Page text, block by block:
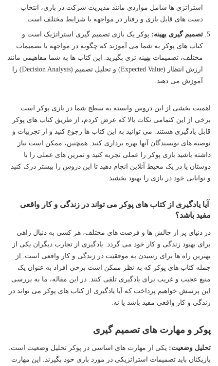
استراتژی ها شامل مواردی مانند مدیریت شرکت در بازی، انتخاب
دست های قابل بازی و رفتار در مواجهه با شرایط مختلف است.
تصمیم گیری بهینه: پوکر یک بازی تصمیم گیری استراتژیک است و
کتاب های پوکر به شما می آموزند که چگونه در مواجهه با تصمیمات
مختلف، تصمیمات بهینه تری بگیرید. این کتاب ها به شما مفاهیمی مانند
ارزش انتظار (Expected Value) و تحلیل تصمیم (Decision Analysis) را
آموزش می دهند.
اهمیت بخشی از این دروس وابسته به سطح شما در بازی پوکر است.
برخی از این کتمامی نکات بالا که عرض کردم، از طریق کتاب های پوکر
قابل یادگیری هستند. می توانید به این کتاب ها رجوع کنید و از تجربیات و
توصیه های نویسندگان آنها بهره برداری کنید. همچنین، ممکن است نیاز
داشته باشید بازی پوکر را عملی تجربه کنید و تمرین های عملی را با
دوستان یا در یک محیط آنلاین انجام دهید تا این دروس را بیشتر درک کنید
و توانایی خود در بازی را بهبود بخشید.
آیا یادگیری از کتاب های پوکر می تواند در زندگی و کار واقعی
مفید باشد؟
در دنیای پر از چالش ها و فرصت های مختلف، هر کسی به دنبال راهی
برای بهبود زندگی و کار خود می گردد. یادگیری از تجارب دیگران یکی از
بهترین راه ها برای رسیدن به موفقیت در زندگی و کار واقعی است. از
جمله کتاب های پوکر که به نظر ممکن است برخی افراد به عنوان یک
منبع عجیب و غریب برای یادگیری تلقی کنند. در این مقاله، ما به بررسی
این پرسش خواهیم پرداخت که آیا یادگیری از کتاب های پوکر می تواند در
زندگی و کار واقعی مفید باشد یا نه.
پوکر و مهارت های تصمیم گیری
تحلیل وضعیت: یکی از مهارت های اساسی در پوکر تحلیل وضعیت است.
بازیکنان باید تصمیمات استراتژیکی در مورد بازی خود بگیرند. این مهارت